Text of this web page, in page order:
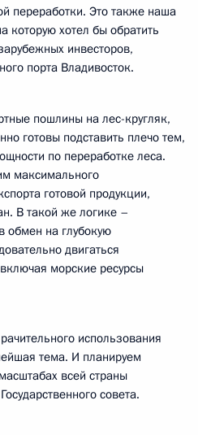
переработки. Это также наша
которую хотел бы обратить
инвесторов,
порта Владивосток.
пошлины на лес-кругляк,
готовы подставить плечо тем,
по переработке леса.
максимального
готовой продукции,
В такой же логике –
обмен на глубокую
двигаться
морские ресурсы
использования
тема. И планируем
всей страны
совета.